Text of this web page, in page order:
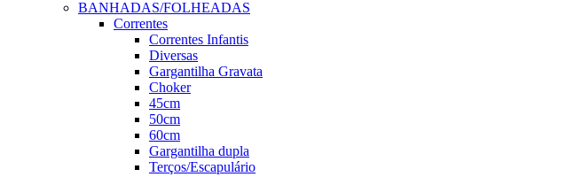
BANHADAS/FOLHEADAS
Correntes
Correntes Infantis
Diversas
Gargantilha Gravata
Choker
45cm
50cm
60cm
Gargantilha dupla
Terços/Escapulário